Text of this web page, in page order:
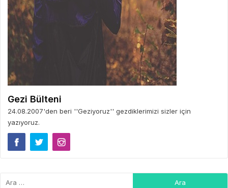
Gezi Bülteni
24.08.2007'den beri ''Geziyoruz'' gezdiklerimizi sizler için
yazıyoruz.